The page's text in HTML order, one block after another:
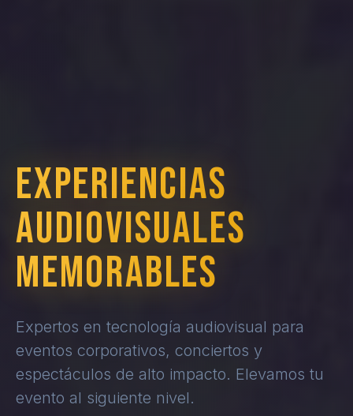
EXPERIENCIAS
AUDIOVISUALES
MEMORABLES
Expertos en tecnología audiovisual para
eventos corporativos, conciertos y
espectáculos de alto impacto. Elevamos tu
evento al siguiente nivel.